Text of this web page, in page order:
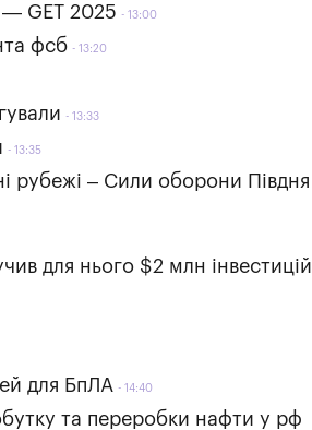
— GET 2025 13:00
фсб 13:20
13:33
13:35
рубежі – Сили оборони Півдня
для нього $2 млн інвестицій
для БпЛА 14:40
та переробки нафти у рф